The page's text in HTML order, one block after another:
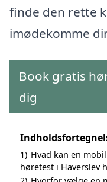
finde den rette
imødekomme
Book gratis
dig
1) Hvad kan en
høretest i Haverslev